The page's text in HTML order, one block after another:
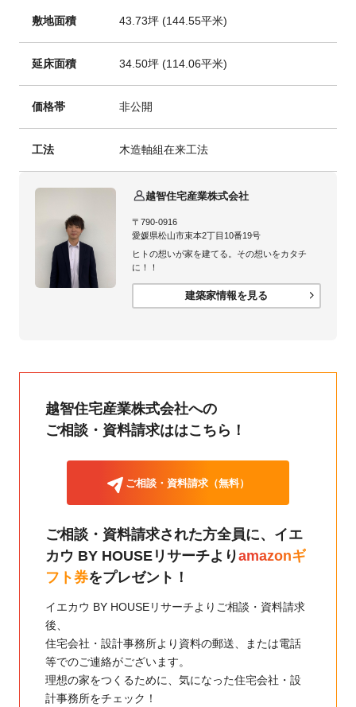
敷地面積 43.73坪 (144.55平米)
延床面積 34.50坪 (114.06平米)
価格帯 非公開
工法 木造軸組在来工法
越智住宅産業株式会社
〒790-0916
愛媛県松山市束本2丁目10番19号
ヒトの想いが家を建てる。その想いをカタチ
に！！
建築家情報を見る
越智住宅産業株式会社への
ご相談・資料請求ははこちら！
ご相談・資料請求（無料）
ご相談・資料請求された方全員に、 イエ
カウ BY HOUSEリサーチよりamazonギ
フト券をプレゼント！
イエカウ BY HOUSEリサーチよりご相談・資料請求
後、
住宅会社・設計事務所より資料の郵送、または電話
等でのご連絡がございます。
理想の家をつくるために、気になった住宅会社・設
計事務所をチェック！